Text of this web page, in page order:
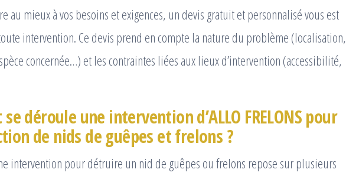
au mieux à vos besoins et exigences, un devis gratuit et personnalisé vous est
intervention. Ce devis prend en compte la nature du problème (localisation,
concernée…) et les contraintes liées aux lieux d’intervention (accessibilité,
déroule une intervention d’ALLO FRELONS pour
de nids de guêpes et frelons ?
intervention pour détruire un nid de guêpes ou frelons repose sur plusieurs